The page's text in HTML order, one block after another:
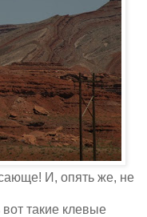
И, опять же, не
такие клевые